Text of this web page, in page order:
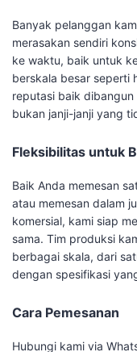
Banyak pelanggan
merasakan sendiri
ke waktu, baik untuk
berskala besar seperti
reputasi baik
bukan janji-janji yang
Fleksibilitas untuk
Baik Anda memesan
atau memesan dalam
komersial, kami siap
sama. Tim produksi
berbagai skala, dari
dengan spesifikasi
Cara Pemesanan
Hubungi kami via